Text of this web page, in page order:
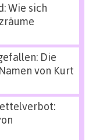
Wie sich
Die
von Kurt